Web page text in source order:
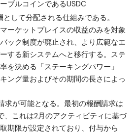
ブルコインであるUSDC
として分配される仕組みである。
ーケットプレイスの収益のみを対象
ック制度が廃止され、より広範なエ
する新システムへと移行する。ステ
を決める「ステーキングパワー」
ング量およびその期間の長さによっ
求が可能となる。最初の報酬請求は
、これは2月のアクティビティに基づ
期限が設定されており、付与から